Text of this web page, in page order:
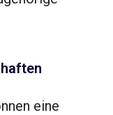
eine